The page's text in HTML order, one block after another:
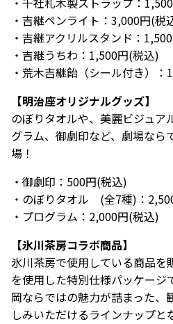
・吉継ペンライト：3,000円(税
・吉継アクリルスタンド：
・吉継うちわ：1,500円(税込)
・荒木吉継飴（シール付き）：
【明治座オリジナルグッズ】
のぼりタオルや、美麗ビジュア
グラム、御劇印など、劇場なら
場！
・御劇印：500円(税込)
・のぼりタオル (全7種)：
・プログラム：2,000円(税込)
【氷川茶房コラボ商品】
氷川茶房で使用している商品を
を使用した特別仕様パッケージ
岡ならではの魅力が詰まった、
しみいただけるラインナップと